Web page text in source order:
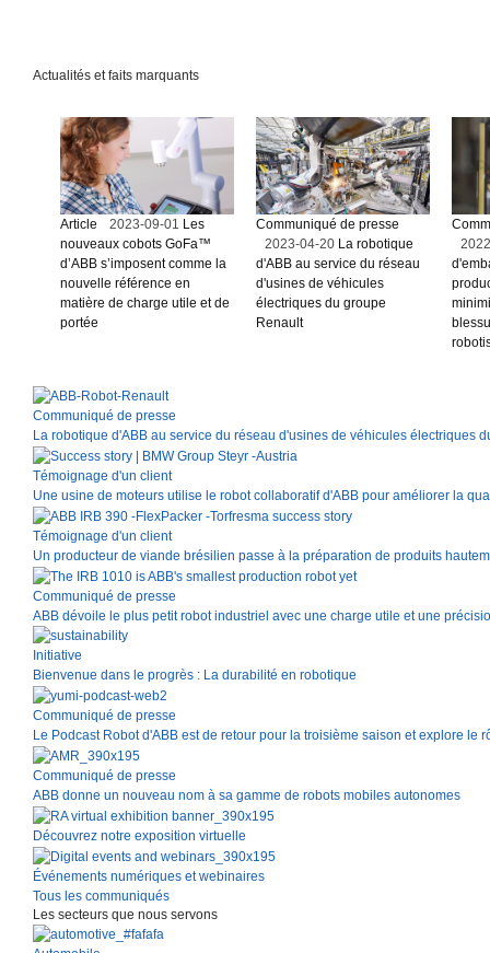
Suggestions
Products
See more products
Shopping list preview
Actualités et faits marquants
Article 2023-09-01 Les
nouveaux cobots GoFa™
d’ABB s’imposent comme la
nouvelle référence en
matière de charge utile et de
portée
Communiqué de presse
2023-04-20 La robotique
d'ABB au service du réseau
d'usines de véhicules
électriques du groupe
Renault
Communiqué de presse
La robotique d'ABB au service du réseau d'usines de véhicules électriques
Témoignage d'un client
Une usine de moteurs utilise le robot collaboratif d'ABB pour améliorer la
Témoignage d'un client
Un producteur de viande brésilien passe à la préparation de produits
Communiqué de presse
ABB dévoile le plus petit robot industriel avec une charge utile et une
Initiative
Bienvenue dans le progrès : La durabilité en robotique
Communiqué de presse
Le Podcast Robot d'ABB est de retour pour la troisième saison et explore
Communiqué de presse
ABB donne un nouveau nom à sa gamme de robots mobiles autonomes
Découvrez notre exposition virtuelle
Événements numériques et webinaires
Tous les communiqués
Les secteurs que nous servons